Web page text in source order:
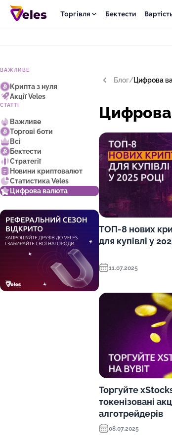
Торгівля Бектести
ВАЖЛИВЕ
Крипта з нуля
Акції Veles
СТАТТІ
Важливе
Торгові боти
Всі
Бектести
Стратегії
Новини криптовалют
Статистика Veles
Цифрова валюта
Блог/Цифрова
ТОП-8 нових
для купівлі у
11.07.2025
Торгуйте
токенізовані
алготрейдерів
08.07.2025